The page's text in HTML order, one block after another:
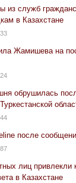
из служб
в Казахстане
Жамишева на
обрушилась
после
лиц привлекли
в Казахстане